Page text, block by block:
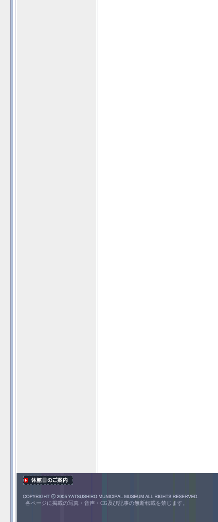
各ページに掲載の写真・音声・CG及び記事の無断転載を禁じます。